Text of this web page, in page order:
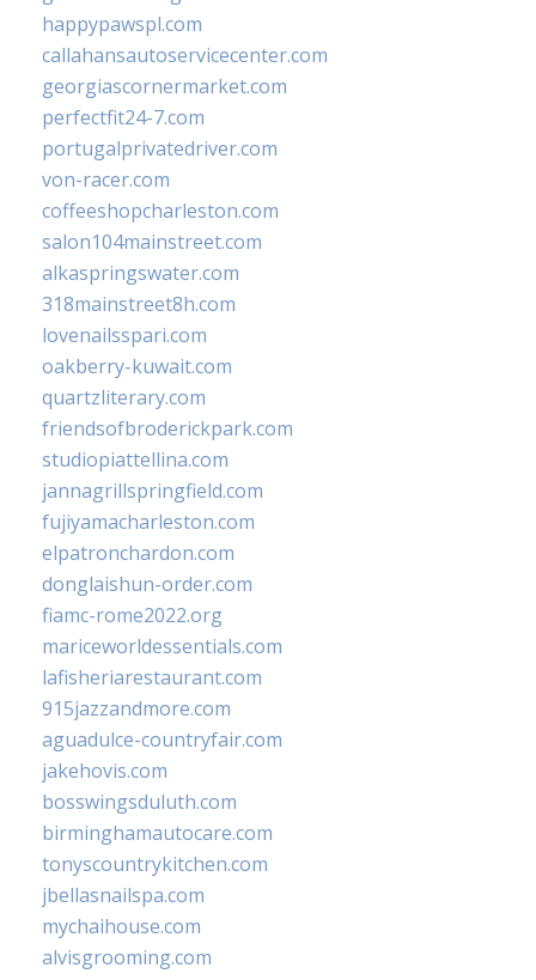
happypawspl.com
callahansautoservicecenter.com
georgiascornermarket.com
perfectfit24-7.com
portugalprivatedriver.com
von-racer.com
coffeeshopcharleston.com
salon104mainstreet.com
alkaspringswater.com
318mainstreet8h.com
lovenailsspari.com
oakberry-kuwait.com
quartzliterary.com
friendsofbroderickpark.com
studiopiattellina.com
jannagrillspringfield.com
fujiyamacharleston.com
elpatronchardon.com
donglaishun-order.com
fiamc-rome2022.org
mariceworldessentials.com
lafisheriarestaurant.com
915jazzandmore.com
aguadulce-countryfair.com
jakehovis.com
bosswingsduluth.com
birminghamautocare.com
tonyscountrykitchen.com
jbellasnailspa.com
mychaihouse.com
alvisgrooming.com